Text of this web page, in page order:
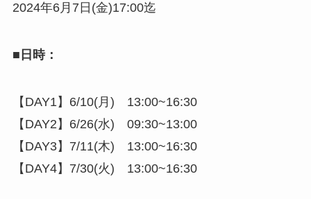
2024年6月7日(金)17:00迄
■ 日時：
【DAY1】6/10(月) 13:00~16:30
【DAY2】6/26(水) 09:30~13:00
【DAY3】7/11(木) 13:00~16:30
【DAY4】7/30(火) 13:00~16:30